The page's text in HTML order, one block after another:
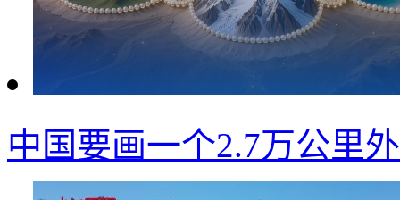
中国要画一个2.7万公里